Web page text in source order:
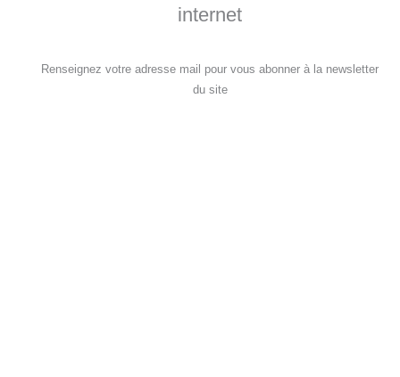
internet
Renseignez votre adresse mail pour vous abonner à la newsletter
du site